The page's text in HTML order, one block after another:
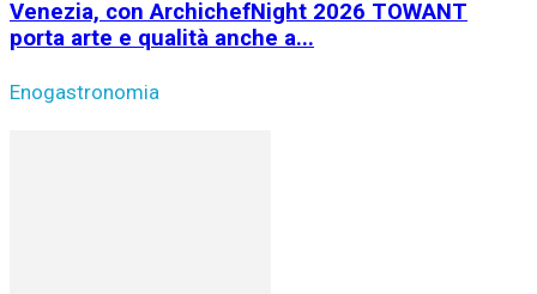
Venezia, con ArchichefNight 2026 TOWANT
porta arte e qualità anche a...
Enogastronomia